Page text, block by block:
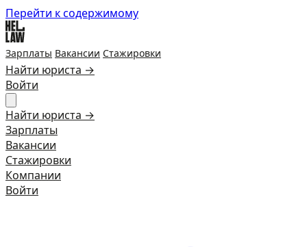
Перейти к содержимому
Зарплаты Вакансии Стажировки
Найти юриста →
Войти
Найти юриста →
Зарплаты
Вакансии
Стажировки
Компании
Войти